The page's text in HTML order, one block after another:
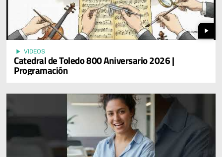
play_arrow
play_arrow VIDEOS
Catedral de Toledo 800 Aniversario 2026 |
Programación